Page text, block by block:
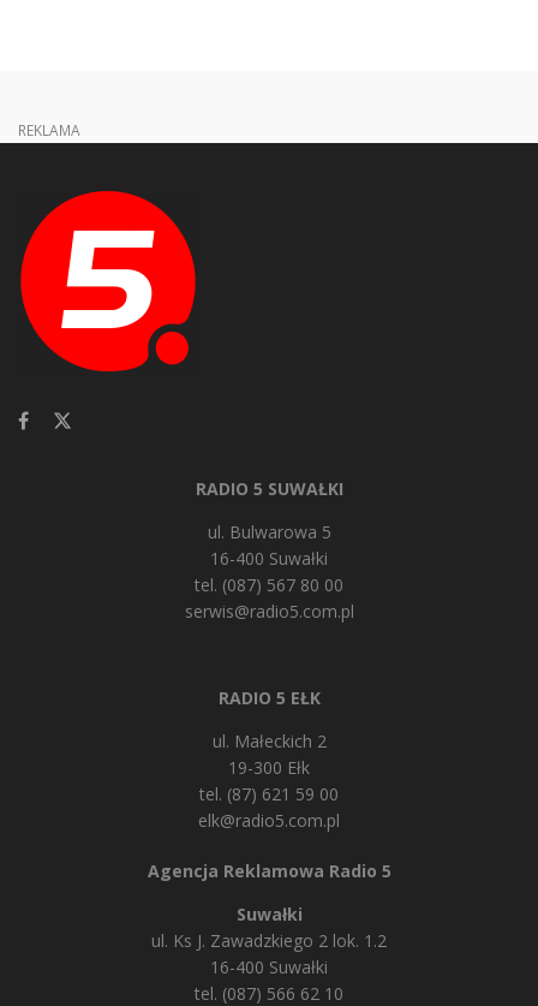
REKLAMA
RADIO 5 SUWAŁKI
ul. Bulwarowa 5
16-400 Suwałki
tel. (087) 567 80 00
serwis@radio5.com.pl
RADIO 5 EŁK
ul. Małeckich 2
19-300 Ełk
tel. (87) 621 59 00
elk@radio5.com.pl
Agencja Reklamowa Radio 5
Suwałki
ul. Ks J. Zawadzkiego 2 lok. 1.2
16-400 Suwałki
tel. (087) 566 62 10